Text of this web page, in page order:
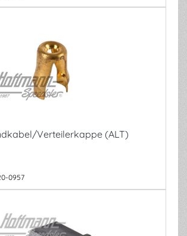
Verteilerkappe (ALT)
0957